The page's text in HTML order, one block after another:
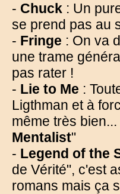
- Chuck : Un
se prend pas au
- Fringe : On va
une trame
pas rater !
- Lie to Me :
Ligthman et à
même très
Mentalist"
- Legend of the
de Vérité", c'est
romans mais ça